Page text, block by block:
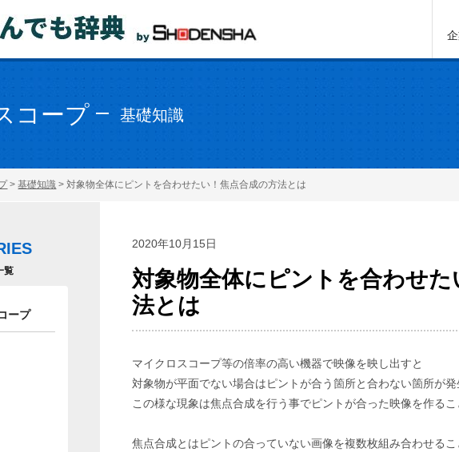
コープ 基礎知識
>基礎知識 >対象物全体にピントを合わせたい！焦点合成の方法とは
2020年10月15日
対象物全体にピントを合わせ
法とは
マイクロスコープ等の倍率の高い機器で映像を映し出すと
対象物が平面でない場合はピントが合う箇所と合わない箇所が発
この様な現象は焦点合成を行う事でピントが合った映像を作るこ
焦点合成とはピントの合っていない画像を複数枚組み合わせる
覧
ープ